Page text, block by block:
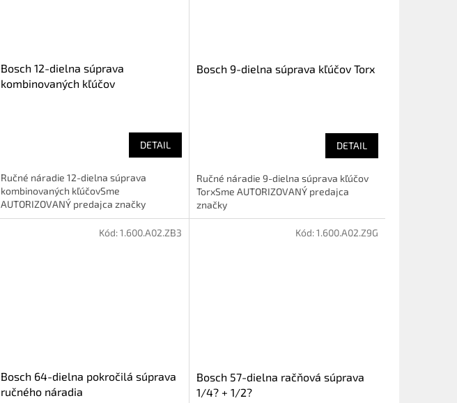
Bosch 12-dielna súprava
kombinovaných kľúčov
DETAIL
Ručné náradie 12-dielna súprava
kombinovaných kľúčovSme
AUTORIZOVANÝ predajca značky
Bosch 9-dielna súprava kľúčov Torx
DETAIL
Ručné náradie 9-dielna súprava kľúčov
TorxSme AUTORIZOVANÝ predajca
značky
Bosch 64-dielna pokročilá súprava
ručného náradia
Kód:1.600.A02.ZB3
Bosch 57-dielna račňová súprava
1/4? + 1/2?
Kód:1.600.A02.Z9G